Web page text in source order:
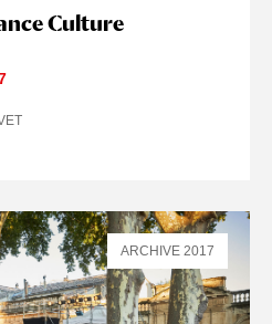
Culture
ARCHIVE 2017